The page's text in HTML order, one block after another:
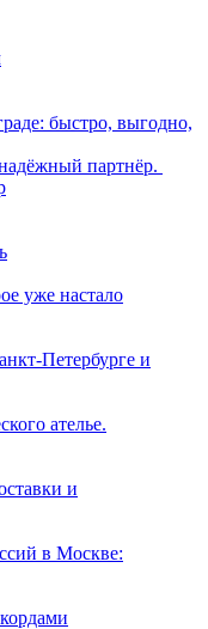
быстро, выгодно,
партнёр.
уже настало
Петербурге и
ателье.
и
в Москве: